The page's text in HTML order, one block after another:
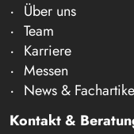
Über uns
Team
Karriere
Messen
News &
Kontakt &